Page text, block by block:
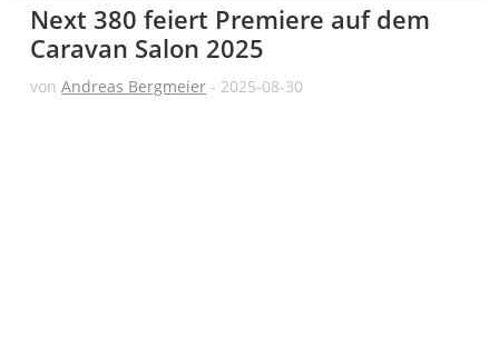
Next 380 feiert Premiere auf dem
Caravan Salon 2025
vonAndreas Bergmeier - 2025-08-30